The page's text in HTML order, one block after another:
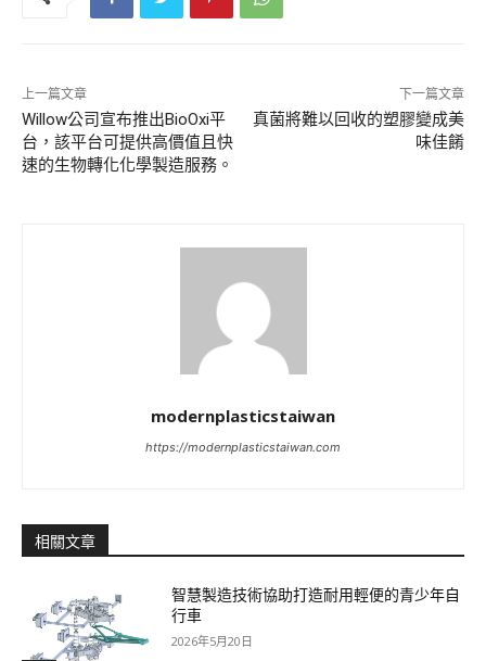
上一篇文章
Willow公司宣布推出BioOxi平
台，該平台可提供高價值且快
速的生物轉化化學製造服務。
下一篇文章
真菌將難以回收的塑膠變成美
味佳餚
modernplasticstaiwan
https://modernplasticstaiwan.com
相關文章
智慧製造技術協助打造耐用輕便的青少年自
行車
2026年5月20日